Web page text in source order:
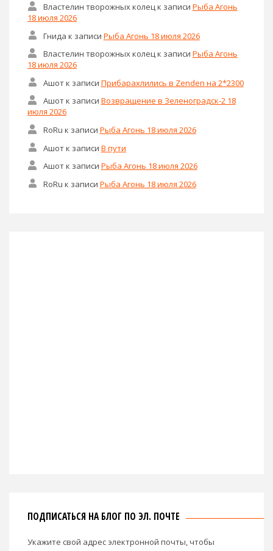
Властелин творожных колецк записи Рыба Агонь
18 июля 2026
Гнида к записи Рыба Агонь 18 июля 2026
Властелин творожных колецк записи Рыба Агонь
18 июля 2026
Ашотк записи Прибарахлились в Zenden на 2*2300
Ашотк записи Возвращение в Зеленоградск-2 18
июля 2026
RoRu к записи Рыба Агонь 18 июля 2026
Ашотк записи В пути
Ашотк записи Рыба Агонь 18 июля 2026
RoRu к записи Рыба Агонь 18 июля 2026
ПОДПИСАТЬСЯ НА БЛОГ ПО ЭЛ. ПОЧТЕ
Укажите свой адрес электронной почты, чтобы